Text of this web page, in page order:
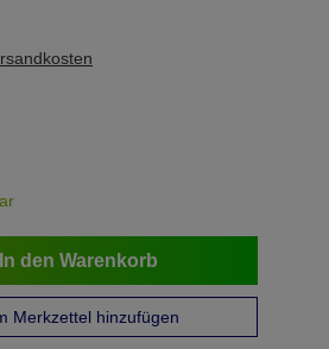
In den Warenkorb
Merkzettel hinzufügen